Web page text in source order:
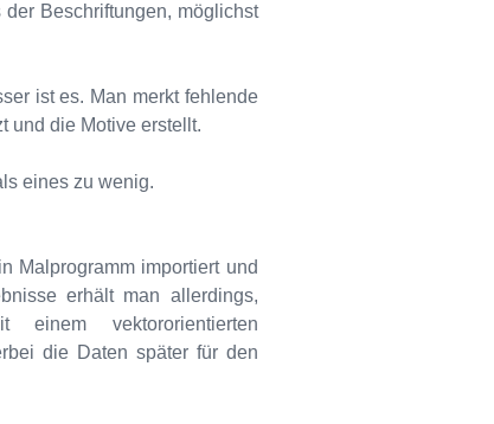
Beschriftungen, möglichst
ist es. Man merkt fehlende
und die Motive erstellt.
eines zu wenig.
Malprogramm importiert und
erhält man allerdings,
vektororientierten
die Daten später für den